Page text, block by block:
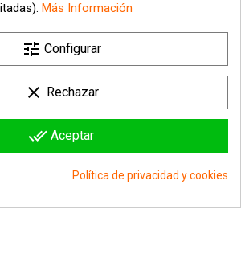
la tienda 
Más Información
tune Configurar
clear Rechazar
done_all Aceptar
Política de privacidad y cookies